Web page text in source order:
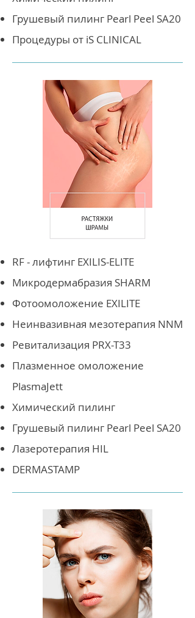
Грушевый пилинг Pearl Peel SA20
Процедуры от iS CLINICAL
RF - лифтинг EXILIS-ELITE
Микродермабразия SHARM
Фотоомоложение EXILITE
Неинвазивная мезотерапия NNM
Ревитализация PRX-T33
Плазменное омоложение
PlasmaJett
Химический пилинг
Грушевый пилинг Pearl Peel SA20
Лазеротерапия HIL
DERMASTAMP